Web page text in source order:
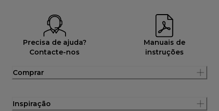
Precisa de ajuda?
Contacte-nos
Manuais de
instruções
Comprar
Inspiração